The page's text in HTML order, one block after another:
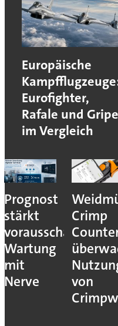
Europäische
Eurofighter,
Rafale und
im Vergleich
Prognost
stärkt
vorausschauende
Wartung
mit
Nerve
Crimp
von